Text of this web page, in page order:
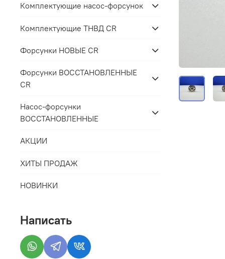
Комплектующие насос-форсунок
Комплектующие ТНВД CR
Форсунки НОВЫЕ CR
Форсунки ВОССТАНОВЛЕННЫЕ
CR
Насос-форсунки
ВОССТАНОВЛЕННЫЕ
АКЦИИ
ХИТЫ ПРОДАЖ
НОВИНКИ
Написать